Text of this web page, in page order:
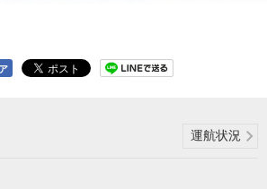
運航状況